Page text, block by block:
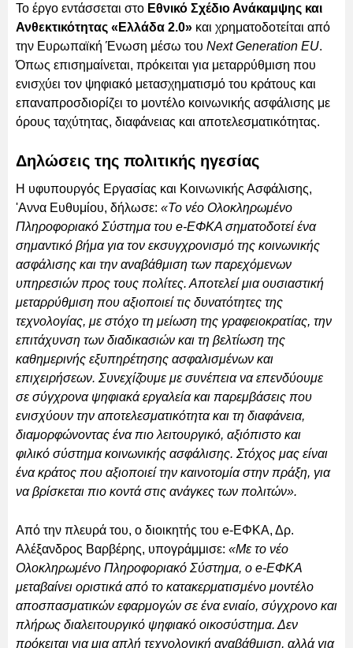
Το έργο εντάσσεται στο Εθνικό Σχέδιο Ανάκαμψης και
Ανθεκτικότητας «Ελλάδα 2.0» και χρηματοδοτείται από
την Ευρωπαϊκή Ένωση μέσω του Next Generation EU.
Όπως επισημαίνεται, πρόκειται για μεταρρύθμιση που
ενισχύει τον ψηφιακό μετασχηματισμό του κράτους και
επαναπροσδιορίζει το μοντέλο κοινωνικής ασφάλισης με
όρους ταχύτητας, διαφάνειας και αποτελεσματικότητας.
Δηλώσεις της πολιτικής ηγεσίας
Η υφυπουργός Εργασίας και Κοινωνικής Ασφάλισης,
'Αννα Ευθυμίου, δήλωσε: «Το νέο Ολοκληρωμένο
Πληροφοριακό Σύστημα του e-ΕΦΚΑ σηματοδοτεί ένα
σημαντικό βήμα για τον εκσυγχρονισμό της κοινωνικής
ασφάλισης και την αναβάθμιση των παρεχόμενων
υπηρεσιών προς τους πολίτες. Αποτελεί μια ουσιαστική
μεταρρύθμιση που αξιοποιεί τις δυνατότητες της
τεχνολογίας, με στόχο τη μείωση της γραφειοκρατίας, την
επιτάχυνση των διαδικασιών και τη βελτίωση της
καθημερινής εξυπηρέτησης ασφαλισμένων και
επιχειρήσεων. Συνεχίζουμε με συνέπεια να επενδύουμε
σε σύγχρονα ψηφιακά εργαλεία και παρεμβάσεις που
ενισχύουν την αποτελεσματικότητα και τη διαφάνεια,
διαμορφώνοντας ένα πιο λειτουργικό, αξιόπιστο και
φιλικό σύστημα κοινωνικής ασφάλισης. Στόχος μας είναι
ένα κράτος που αξιοποιεί την καινοτομία στην πράξη, για
να βρίσκεται πιο κοντά στις ανάγκες των πολιτών».
Από την πλευρά του, ο διοικητής του e-ΕΦΚΑ, Δρ.
Αλέξανδρος Βαρβέρης, υπογράμμισε: «Με το νέο
Ολοκληρωμένο Πληροφοριακό Σύστημα, ο e-ΕΦΚΑ
μεταβαίνει οριστικά από το κατακερματισμένο μοντέλο
αποσπασματικών εφαρμογών σε ένα ενιαίο, σύγχρονο και
πλήρως διαλειτουργικό ψηφιακό οικοσύστημα. Δεν
πρόκειται για μια απλή τεχνολογική αναβάθμιση, αλλά για